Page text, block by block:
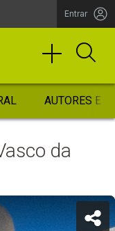
Entrar
AUTORES
da